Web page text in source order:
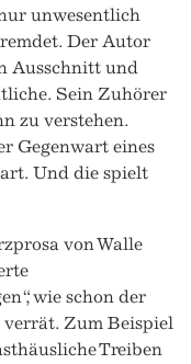
unwesentlich
Der Autor
Ausschnitt und
Sein Zuhörer
zu verstehen.
Gegenwart eines
Und die spielt
von Walle
wie schon der
Zum Beispiel
Treiben